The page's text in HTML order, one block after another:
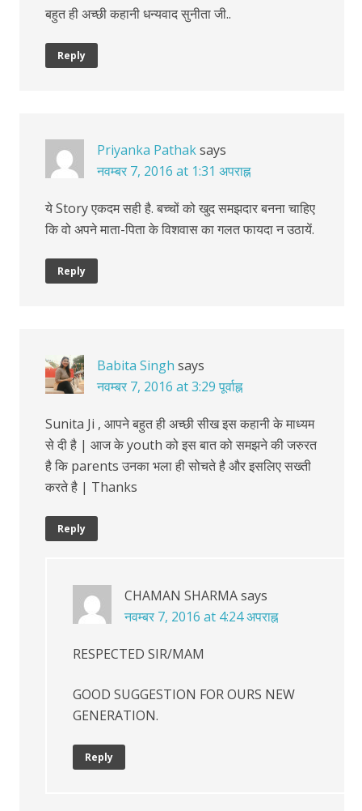
बहुत ही अच्छी कहानी धन्यवाद सुनीता जी..
Reply
Priyanka Pathaksays
नवम्बर 7, 2016 at 1:31 अपराह्न
ये Story एकदम सही है. बच्चों को खुद समझदार बनना चाहिए
कि वो अपने माता-पिता के विशवास का गलत फायदा न उठायें.
Reply
Babita Singh says
नवम्बर 7, 2016 at 3:29 पूर्वाह्न
Sunita Ji , आपने बहुत ही अच्छी सीख इस कहानी के माध्यम
से दी है | आज के youth को इस बात को समझने की जरुरत
है कि parents उनका भला ही सोचते है और इसलिए सख्ती
करते है | Thanks
Reply
CHAMAN SHARMAsays
नवम्बर 7, 2016 at 4:24 अपराह्न
RESPECTED SIR/MAM
GOOD SUGGESTION FOR OURS NEW
GENERATION.
Reply